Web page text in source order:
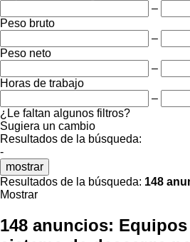
–
Peso bruto
–
Peso neto
–
Horas de trabajo
–
¿Le faltan algunos filtros?
Sugiera un cambio
Resultados de la búsqueda:
-
mostrar
Resultados de la búsqueda: 148
Mostrar
148 anuncios: